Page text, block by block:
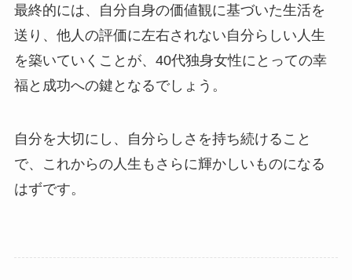
最終的には、自分自身の価値観に基づいた生活を
送り、他人の評価に左右されない自分らしい人生
を築いていくことが、40代独身女性にとっての幸
福と成功への鍵となるでしょう。
自分を大切にし、自分らしさを持ち続けること
で、これからの人生もさらに輝かしいものになる
はずです。